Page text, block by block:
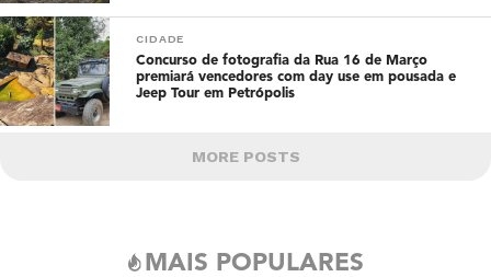
CIDADE
Concurso de fotografia da Rua 16 de Março
premiará vencedores com day use em pousada e
Jeep Tour em Petrópolis
MORE POSTS
MAIS POPULARES